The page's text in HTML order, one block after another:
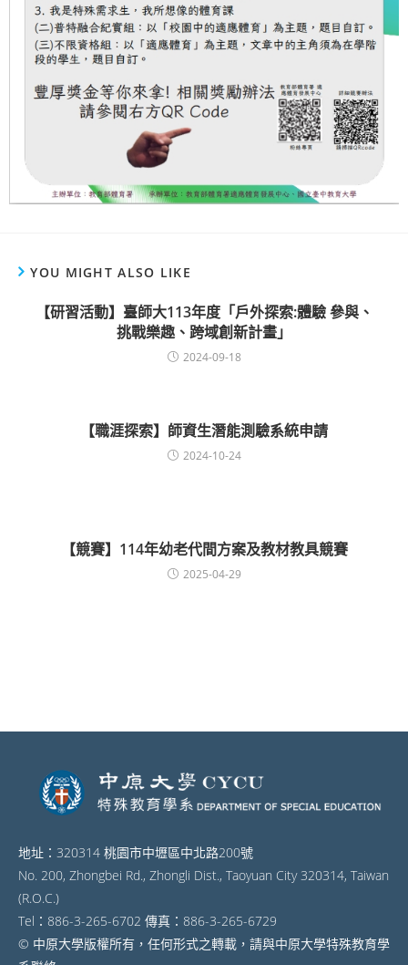
YOU MIGHT ALSO LIKE
【研習活動】臺師大113年度「戶外探索:體驗 參與、
挑戰樂趣、跨域創新計畫」
2024-09-18
【職涯探索】師資生潛能測驗系統申請
2024-10-24
【競賽】114年幼老代間方案及教材教具競賽
2025-04-29
地址：320314 桃園市中壢區中北路200號
No. 200, Zhongbei Rd., Zhongli Dist., Taoyuan City 320314, Taiwan
(R.O.C.)
Tel：886-3-265-6702 傳真：886-3-265-6729
© 中原大學版權所有，任何形式之轉載，請與中原大學特殊教育學